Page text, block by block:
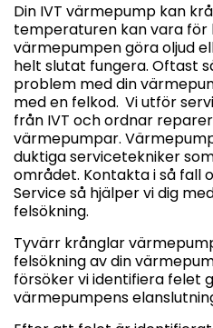
Din IVT värmepump kan
temperaturen kan vara för
värmepumpen göra oljud
helt slutat fungera. Oftast
problem med din
med en felkod. Vi utför
från IVT och ordnar
värmepumpar.
duktiga servicetekniker
området. Kontakta i så fall
Service så hjälper vi dig
felsökning.
Tyvärr krånglar
felsökning av din
försöker vi identifiera felet
värmepumpens